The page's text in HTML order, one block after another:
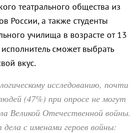
театрального общества из
России, а также студенты
училища в возрасте от 13
сможет выбрать
вкус.
исследованию, почти
(47%) при опросе не могут
Великой Отечественной войны.
с именами героев войны: